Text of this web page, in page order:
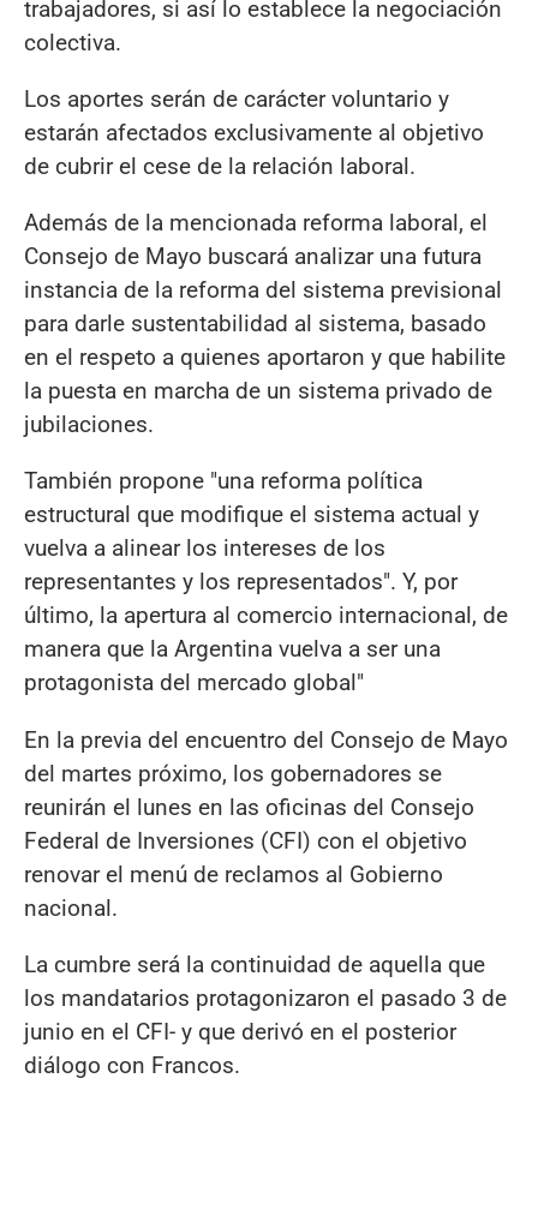
trabajadores, si así lo establece la negociación
colectiva.
Los aportes serán de carácter voluntario y
estarán afectados exclusivamente al objetivo
de cubrir el cese de la relación laboral.
Además de la mencionada reforma laboral, el
Consejo de Mayo buscará analizar una futura
instancia de la reforma del sistema previsional
para darle sustentabilidad al sistema, basado
en el respeto a quienes aportaron y que habilite
la puesta en marcha de un sistema privado de
jubilaciones.
También propone "una reforma política
estructural que modifique el sistema actual y
vuelva a alinear los intereses de los
representantes y los representados". Y, por
último, la apertura al comercio internacional, de
manera que la Argentina vuelva a ser una
protagonista del mercado global"
En la previa del encuentro del Consejo de Mayo
del martes próximo, los gobernadores se
reunirán el lunes en las oficinas del Consejo
Federal de Inversiones (CFI) con el objetivo
renovar el menú de reclamos al Gobierno
nacional.
La cumbre será la continuidad de aquella que
los mandatarios protagonizaron el pasado 3 de
junio en el CFI- y que derivó en el posterior
diálogo con Francos.